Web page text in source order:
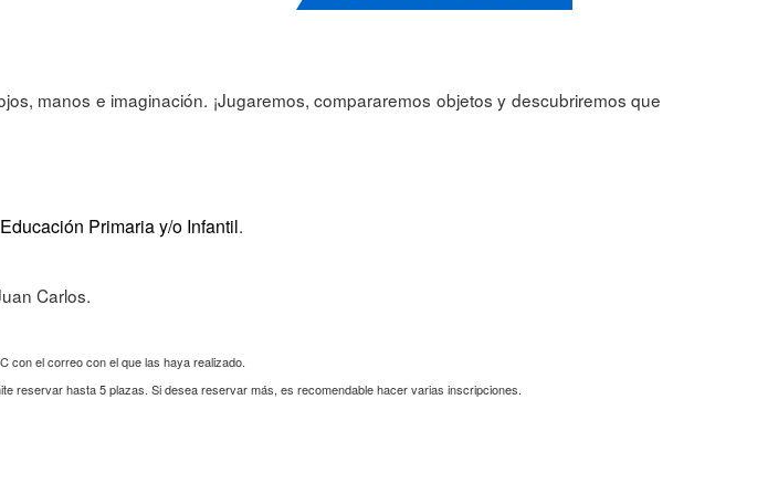
manos e imaginación. ¡Jugaremos, compararemos objetos y descubriremos que
Primaria y/o Infantil.
Carlos.
con el correo con el que las haya realizado.
reservar hasta 5 plazas. Si desea reservar más, es recomendable hacer varias inscripciones.